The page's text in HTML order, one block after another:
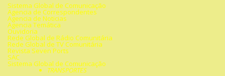
Sistema Global de Comunicação
Agencia de Correspondentes
Agencia de Noticias
Agencia Temática
Ouvidoria
Rede Global de Rádio Comunitária
Rede Global de TV Comunitária
Revista Seven Ports
SAC
Sistema Global de Comunicação
TRANSPORTES